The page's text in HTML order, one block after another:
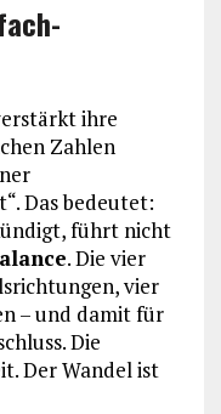
ihre
Zahlen
Das bedeutet:
führt nicht
. Die vier
vier
– und damit für
Die
Der Wandel ist